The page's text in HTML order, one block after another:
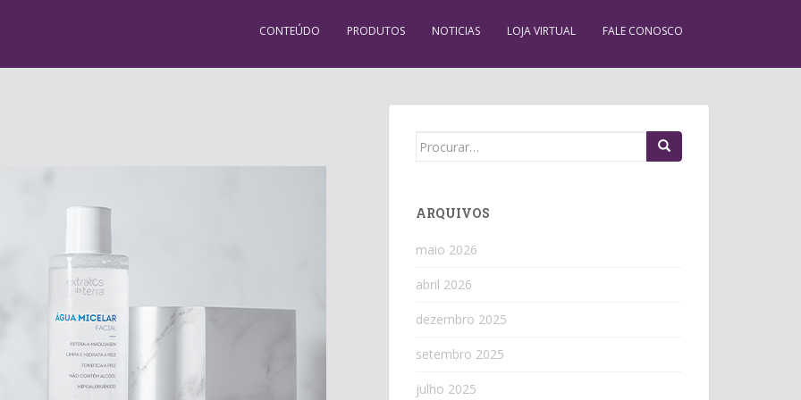
CONTEÚDO PRODUTOS NOTICIAS LOJA VIRTUAL FALE CONOSCO
Search
ARQUIVOS
maio 2026
abril 2026
dezembro 2025
setembro 2025
julho 2025